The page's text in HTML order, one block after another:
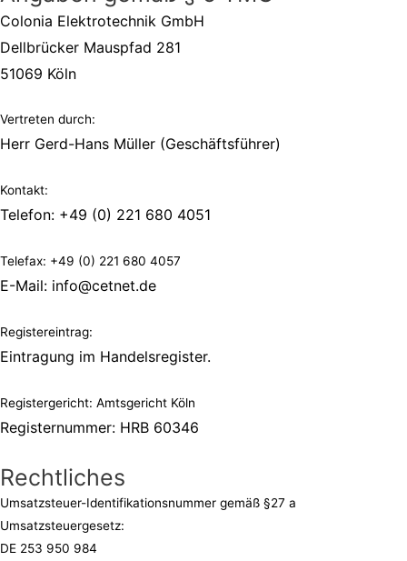
Colonia Elektrotechnik GmbH
Dellbrücker Mauspfad 281
51069 Köln
Vertreten durch:
Herr Gerd-Hans Müller (Geschäftsführer)
Kontakt:
Telefon: +49 (0) 221 680 4051
Telefax: +49 (0) 221 680 4057
E-Mail: info@cetnet.de
Registereintrag:
Eintragung im Handelsregister.
Registergericht: Amtsgericht Köln
Registernummer: HRB 60346
Rechtliches
Umsatzsteuer-Identifikationsnummer gemäß §27 a
Umsatzsteuergesetz:
DE 253 950 984